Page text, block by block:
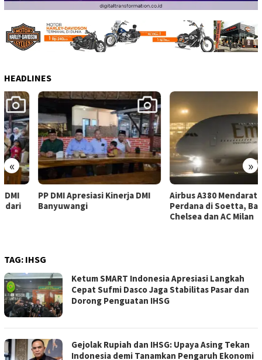
HEADLINES
« »
PP DMI Apresiasi Kinerja DMI
Banyuwangi
Airbus A380 Mendarat
Perdana di Soetta, Bawa
Chelsea dan AC Milan
TAG: IHSG
Ketum SMART Indonesia Apresiasi Langkah
Cepat Sufmi Dasco Jaga Stabilitas Pasar dan
Dorong Penguatan IHSG
Gejolak Rupiah dan IHSG: Upaya Asing Tekan
Indonesia demi Tanamkan Pengaruh Ekonomi